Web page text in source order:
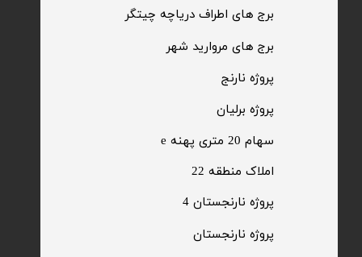
سهام 20 متری پهنه e​​​​​​​
​املاک منطقه 22
پروژه برلیان
​پروژه نارنج
​پروژه نارنجستان
​برج های اطراف دریاچه چیتگر
​برج های مروارید شهر
پروژه نارنجستان 4